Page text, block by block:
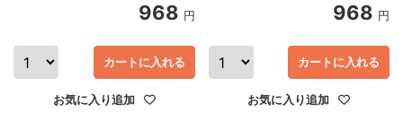
968 円
カートに入れる
お気に入り追加
968 円
カートに入れる
お気に入り追加